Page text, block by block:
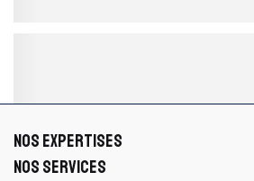
NOS EXPERTISES
NOS SERVICES